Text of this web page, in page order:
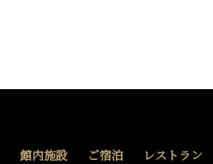
館内施設 ご宿泊 レストラン